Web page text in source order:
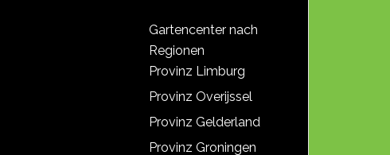
Gartencenter nach
Regionen
Provinz Limburg
Provinz Overijssel
Provinz Gelderland
Provinz Groningen